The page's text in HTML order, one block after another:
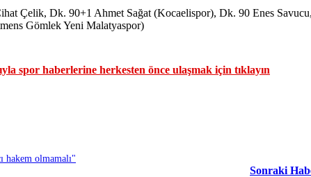
Çelik, Dk. 90+1 Ahmet Sağat (Kocaelispor), Dk. 90 Enes Savucu,
Gömlek Yeni Malatyaspor)
spor haberlerine herkesten önce ulaşmak için tıklayın
hakem olmamalı"
Sonraki